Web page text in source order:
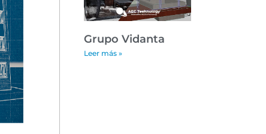
Grupo Vidanta
Leer más »